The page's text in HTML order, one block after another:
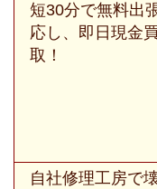
短30分で無料出
応し、即日現金
取！
自社修理工房で